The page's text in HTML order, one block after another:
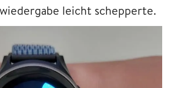
leicht schepperte.